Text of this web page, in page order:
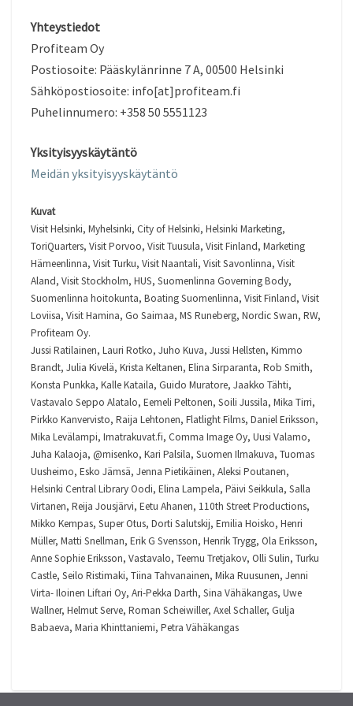
Yhteystiedot
Profiteam Oy
Postiosoite: Pääskylänrinne 7 A, 00500 Helsinki
Sähköpostiosoite: info[at]profiteam.fi
Puhelinnumero: +358 50 5551123
Yksityisyyskäytäntö
Meidän yksityisyyskäytäntö
Kuvat
Visit Helsinki, Myhelsinki, City of Helsinki, Helsinki Marketing,
ToriQuarters, Visit Porvoo, Visit Tuusula, Visit Finland, Marketing
Hämeenlinna, Visit Turku, Visit Naantali, Visit Savonlinna, Visit
Aland, Visit Stockholm, HUS, Suomenlinna Governing Body,
Suomenlinna hoitokunta, Boating Suomenlinna, Visit Finland, Visit
Loviisa, Visit Hamina, Go Saimaa, MS Runeberg, Nordic Swan, RW,
Profiteam Oy.
Jussi Ratilainen, Lauri Rotko, Juho Kuva, Jussi Hellsten, Kimmo
Brandt, Julia Kivelä, Krista Keltanen, Elina Sirparanta, Rob Smith,
Konsta Punkka, Kalle Kataila, Guido Muratore, Jaakko Tähti,
Vastavalo Seppo Alatalo, Eemeli Peltonen, Soili Jussila, Mika Tirri,
Pirkko Kanvervisto, Raija Lehtonen, Flatlight Films, Daniel Eriksson,
Mika Levälampi, Imatrakuvat.fi, Comma Image Oy, Uusi Valamo,
Juha Kalaoja, @misenko, Kari Palsila, Suomen Ilmakuva, Tuomas
Uusheimo, Esko Jämsä, Jenna Pietikäinen, Aleksi Poutanen,
Helsinki Central Library Oodi, Elina Lampela, Päivi Seikkula, Salla
Virtanen, Reija Jousjärvi, Eetu Ahanen, 110th Street Productions,
Mikko Kempas, Super Otus, Dorti Salutskij, Emilia Hoisko, Henri
Müller, Matti Snellman, Erik G Svensson, Henrik Trygg, Ola Eriksson,
Anne Sophie Eriksson, Vastavalo, Teemu Tretjakov, Olli Sulin, Turku
Castle, Seilo Ristimaki, Tiina Tahvanainen, Mika Ruusunen, Jenni
Virta- Iloinen Liftari Oy, Ari-Pekka Darth, Sina Vähäkangas, Uwe
Wallner, Helmut Serve, Roman Scheiwiller, Axel Schaller, Gulja
Babaeva, Maria Khinttaniemi, Petra Vähäkangas